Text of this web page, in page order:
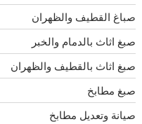
صباغ القطيف والظهران
صبغ اثاث بالدمام والخبر
صبغ اثاث بالقطيف والظهران
صبغ مطابخ
صيانة وتعديل مطابخ